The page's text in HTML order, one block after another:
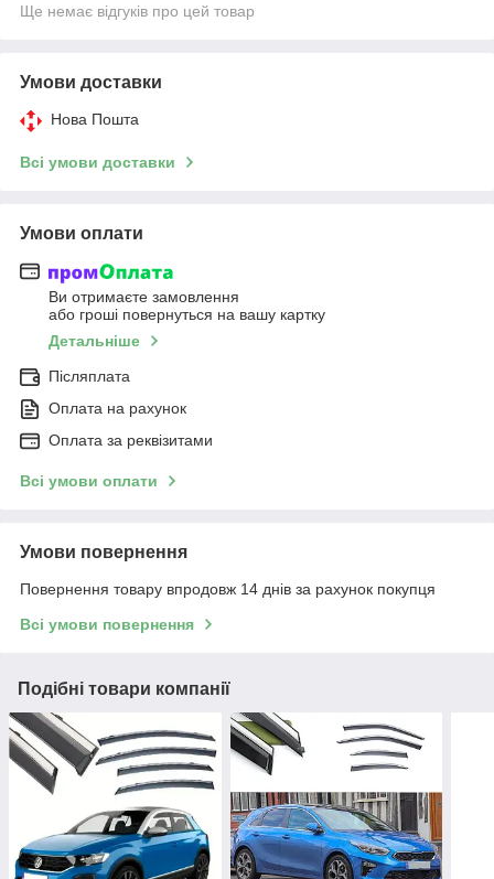
Ще немає відгуків про цей товар
Умови доставки
Нова Пошта
Всі умови доставки
Умови оплати
Ви отримаєте замовлення
або гроші повернуться на вашу картку
Детальніше
Післяплата
Оплата на рахунок
Оплата за реквізитами
Всі умови оплати
Умови повернення
Повернення товару впродовж 14 днів за рахунок покупця
Всі умови повернення
Подібні товари компанії